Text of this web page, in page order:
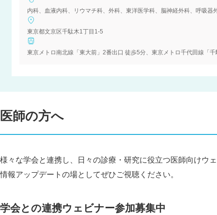
内科、血液内科、リウマチ科、外科、東洋医学科、脳神経外科、呼吸
東京都文京区千駄木1丁目1-5
東京メトロ南北線「東大前」2番出口 徒歩5分、東京メトロ千代田線「
医師の方へ
様々な学会と連携し、日々の診療・研究に役立つ医師向けウ
情報アップデートの場としてぜひご視聴ください。
学会との連携ウェビナー参加募集中